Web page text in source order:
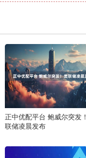
正中优配平台 鲍威尔突发
联储凌晨发布